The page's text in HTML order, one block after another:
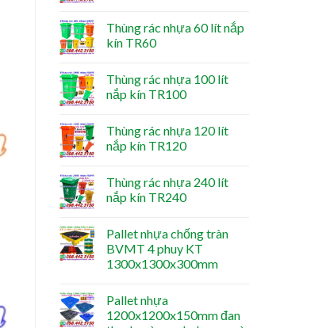
Thùng rác nhựa 60 lít nắp
kín TR60
Thùng rác nhựa 100 lít
nắp kín TR100
Thùng rác nhựa 120 lít
nắp kín TR120
Thùng rác nhựa 240 lít
nắp kín TR240
Pallet nhựa chống tràn
BVMT 4 phuy KT
1300x1300x300mm
Pallet nhựa
1200x1200x150mm đan